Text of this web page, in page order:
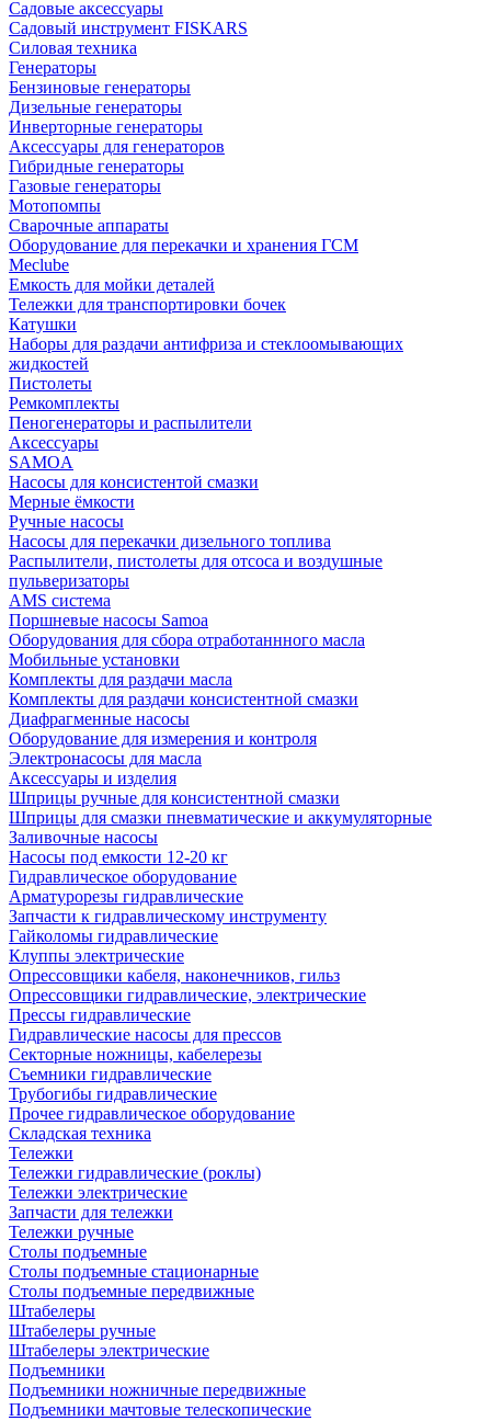
Садовые аксессуары
Садовый инструмент FISKARS
Силовая техника
Генераторы
Бензиновые генераторы
Дизельные генераторы
Инверторные генераторы
Аксессуары для генераторов
Гибридные генераторы
Газовые генераторы
Мотопомпы
Сварочные аппараты
Оборудование для перекачки и хранения ГСМ
Meclube
Емкость для мойки деталей
Тележки для транспортировки бочек
Катушки
Наборы для раздачи антифриза и стеклоомывающих
жидкостей
Пистолеты
Ремкомплекты
Пеногенераторы и распылители
Аксессуары
SAMOA
Насосы для консистентой смазки
Мерные ёмкости
Ручные насосы
Насосы для перекачки дизельного топлива
Распылители, пистолеты для отсоса и воздушные
пульверизаторы
AMS система
Поршневые насосы Samoa
Оборудования для сбора отработаннного масла
Мобильные установки
Комплекты для раздачи масла
Комплекты для раздачи консистентной смазки
Диафрагменные насосы
Оборудование для измерения и контроля
Электронасосы для масла
Аксессуары и изделия
Шприцы ручные для консистентной смазки
Шприцы для смазки пневматические и аккумуляторные
Заливочные насосы
Насосы под емкости 12-20 кг
Гидравлическое оборудование
Арматурорезы гидравлические
Запчасти к гидравлическому инструменту
Гайколомы гидравлические
Клуппы электрические
Опрессовщики кабеля, наконечников, гильз
Опрессовщики гидравлические, электрические
Прессы гидравлические
Гидравлические насосы для прессов
Секторные ножницы, кабелерезы
Съемники гидравлические
Трубогибы гидравлические
Прочее гидравлическое оборудование
Складская техника
Тележки
Тележки гидравлические (роклы)
Тележки электрические
Запчасти для тележки
Тележки ручные
Столы подъемные
Столы подъемные стационарные
Столы подъемные передвижные
Штабелеры
Штабелеры ручные
Штабелеры электрические
Подъемники
Подъемники ножничные передвижные
Подъемники мачтовые телескопические